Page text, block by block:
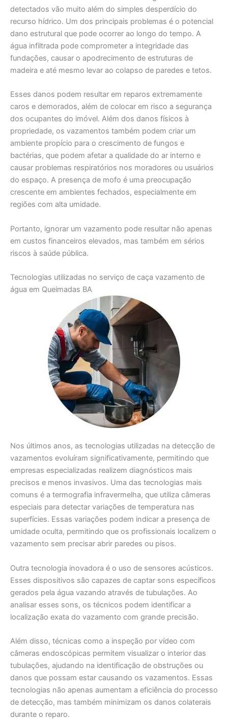
detectados vão muito além do simples desperdício do
recurso hídrico. Um dos principais problemas é o potencial
dano estrutural que pode ocorrer ao longo do tempo. A
água infiltrada pode comprometer a integridade das
fundações, causar o apodrecimento de estruturas de
madeira e até mesmo levar ao colapso de paredes e tetos.
Esses danos podem resultar em reparos extremamente
caros e demorados, além de colocar em risco a segurança
dos ocupantes do imóvel. Além dos danos físicos à
propriedade, os vazamentos também podem criar um
ambiente propício para o crescimento de fungos e
bactérias, que podem afetar a qualidade do ar interno e
causar problemas respiratórios nos moradores ou usuários
do espaço. A presença de mofo é uma preocupação
crescente em ambientes fechados, especialmente em
regiões com alta umidade.
Portanto, ignorar um vazamento pode resultar não apenas
em custos financeiros elevados, mas também em sérios
riscos à saúde pública.
Tecnologias utilizadas no serviço de caça vazamento de
água em Queimadas BA
Nos últimos anos, as tecnologias utilizadas na detecção de
vazamentos evoluíram significativamente, permitindo que
empresas especializadas realizem diagnósticos mais
precisos e menos invasivos. Uma das tecnologias mais
comuns é a termografia infravermelha, que utiliza câmeras
especiais para detectar variações de temperatura nas
superfícies. Essas variações podem indicar a presença de
umidade oculta, permitindo que os profissionais localizem o
vazamento sem precisar abrir paredes ou pisos.
Outra tecnologia inovadora é o uso de sensores acústicos.
Esses dispositivos são capazes de captar sons específicos
gerados pela água vazando através de tubulações. Ao
analisar esses sons, os técnicos podem identificar a
localização exata do vazamento com grande precisão.
Além disso, técnicas como a inspeção por vídeo com
câmeras endoscópicas permitem visualizar o interior das
tubulações, ajudando na identificação de obstruções ou
danos que possam estar causando os vazamentos. Essas
tecnologias não apenas aumentam a eficiência do processo
de detecção, mas também minimizam os danos colaterais
durante o reparo.